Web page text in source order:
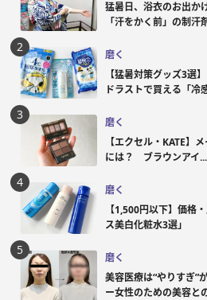
猛暑日、浴衣のお出
「汗をかく前」の制汗
磨く
【猛暑対策グッズ3選
ドラストで買える「冷
磨く
【エクセル・KATE】
には？ ブラウンアイ...
磨く
【1,500円以下】価格
ス美白化粧水3選」
磨く
美容医療は“やりすぎ
ー女性のための美容と